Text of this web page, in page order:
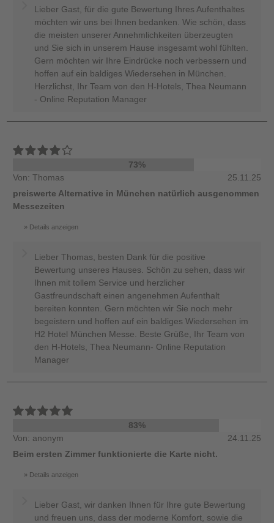
Lieber Gast, für die gute Bewertung Ihres Aufenthaltes
möchten wir uns bei Ihnen bedanken. Wie schön, dass
die meisten unserer Annehmlichkeiten überzeugten
und Sie sich in unserem Hause insgesamt wohl fühlten.
Gern möchten wir Ihre Eindrücke noch verbessern und
hoffen auf ein baldiges Wiedersehen in München.
Herzlichst, Ihr Team von den H-Hotels, Thea Neumann
- Online Reputation Manager
73%
Von: Thomas
25.11.25
preiswerte Alternative in München natürlich ausgenommen
Messezeiten
Details anzeigen
Lieber Thomas, besten Dank für die positive
Bewertung unseres Hauses. Schön zu sehen, dass wir
Ihnen mit tollem Service und herzlicher
Gastfreundschaft einen angenehmen Aufenthalt
bereiten konnten. Gern möchten wir Sie noch mehr
begeistern und hoffen auf ein baldiges Wiedersehen im
H2 Hotel München Messe. Beste Grüße, Ihr Team von
den H-Hotels, Thea Neumann- Online Reputation
Manager
83%
Von: anonym
24.11.25
Beim ersten Zimmer funktionierte die Karte nicht.
Details anzeigen
Lieber Gast, wir danken Ihnen für Ihre gute Bewertung
und freuen uns, dass der moderne Komfort, sowie die